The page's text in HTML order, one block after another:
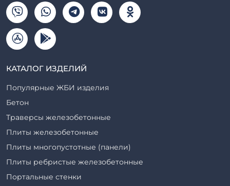
КАТАЛОГ ИЗДЕЛИЙ
Популярные ЖБИ изделия
Бетон
Траверсы железобетонные
Плиты железобетонные
Плиты многопустотные (панели)
Плиты ребристые железобетонные
Портальные стенки